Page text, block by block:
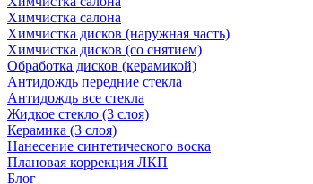
Химчистка салона
Химчистка дисков (наружная часть)
Химчистка дисков (со снятием)
Обработка дисков (керамикой)
Антидождь передние стекла
Антидождь все стекла
Жидкое стекло (3 слоя)
Керамика (3 слоя)
Нанесение синтетического воска
Плановая коррекция ЛКП
Блог